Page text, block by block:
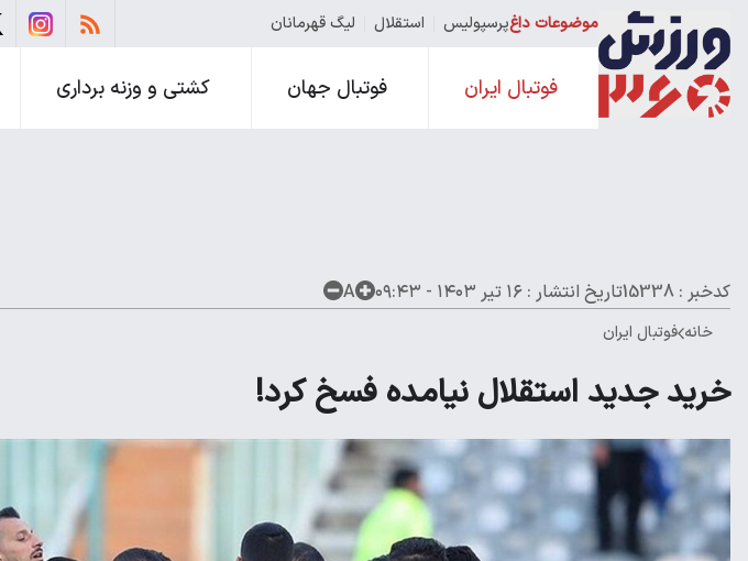
موضوعات داغپرسپولیس استقلال لیگ قهرمانان
فوتبال ایران فوتبال جهان کشتی و وزنه برداری
کدخبر : 15338 تاریخ انتشار : ۱۶ تیر ۱۴۰۳ - ۰۹:۴۳ A
خانه فوتبال ایران
خرید جدید استقلال نیامده فسخ کرد!